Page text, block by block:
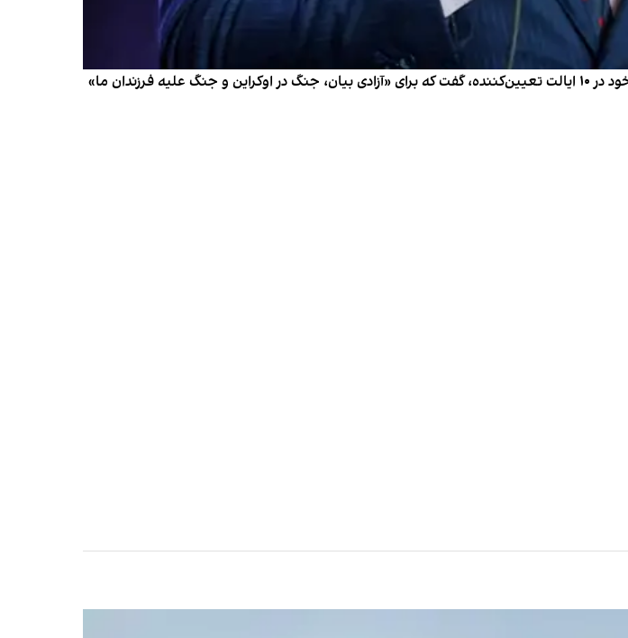
رابرت اف کندی جونیور، نامزد مستقل در انتخابات آمریکا، با متوقف کردن کارزار انتخاباتی خود در ۱۰ ایالت تعیین‌کننده، گفت که برای «آزادی بیان، جنگ در اوکراین و جنگ علیه فرزندان ما»